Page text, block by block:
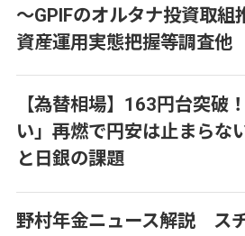
～GPIFのオルタナ投資取組
資産運用実態把握等調査他
【為替相場】163円台突破
い」再燃で円安は止まらな
と日銀の課題
野村年金ニュース解説 ス